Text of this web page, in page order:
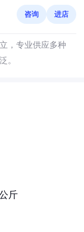
咨询 进店
，专业供应多种
。
斤